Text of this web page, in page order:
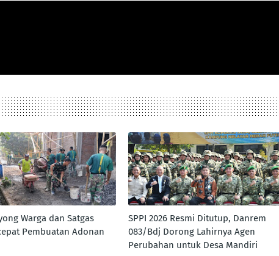
Warga dan Satgas
Pembuatan Adonan
SPPI 2026 Resmi Ditutup, Danrem
083/Bdj Dorong Lahirnya Agen
Perubahan untuk Desa Mandiri